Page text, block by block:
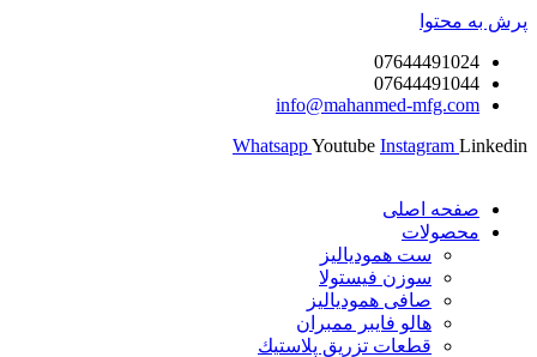
پرش به محتوا
07644491024
07644491044
info@mahanmed-mfg.com
WhatsappYoutube Instagram Linkedin
صفحه اصلی
محصولات
ست همودیالیز
سوزن فیستولا
صافی همودیالیز
هالو فایبر ممبران
قطعات تزريق پلاستيك